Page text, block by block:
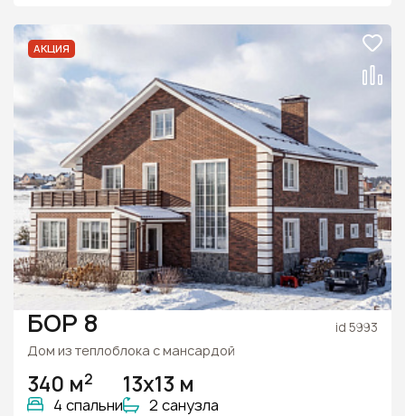
БОР 8 id 5993
Дом из теплоблока с мансардой
340 м2
4 спальни
13х13 м
2 санузла
АКЦИЯ